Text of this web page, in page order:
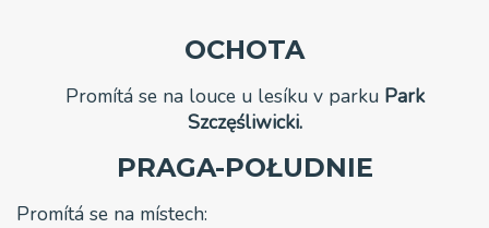
OCHOTA
Promítá se na louce u lesíku v parku Park
Szczęśliwicki.
PRAGA-POŁUDNIE
Promítá se na místech: